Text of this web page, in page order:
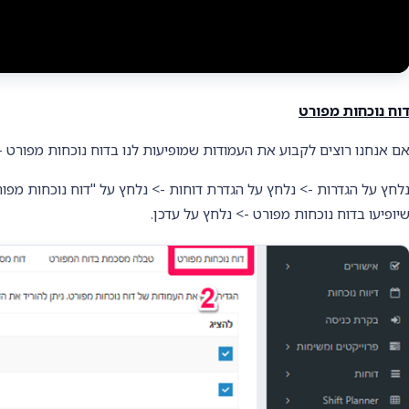
דוח נוכחות מפורט
אם אנחנו רוצים לקבוע את העמודות שמופיעות לנו בדוח נוכחות מפורט
נלחץ על הגדרות -> נלחץ על הגדרת דוחות -> נלחץ על "דוח נוכחות
שיופיעו בדוח נוכחות מפורט -> נלחץ על עדכן.